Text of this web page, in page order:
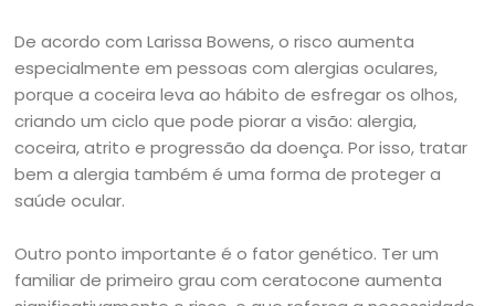
De acordo com Larissa Bowens, o risco aumenta
especialmente em pessoas com alergias oculares,
porque a coceira leva ao hábito de esfregar os olhos,
criando um ciclo que pode piorar a visão: alergia,
coceira, atrito e progressão da doença. Por isso, tratar
bem a alergia também é uma forma de proteger a
saúde ocular.
Outro ponto importante é o fator genético. Ter um
familiar de primeiro grau com ceratocone aumenta